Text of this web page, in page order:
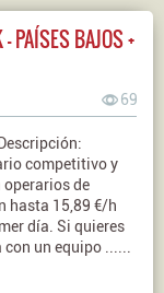
PAÍSES BAJOS +
69
competitivo y
operarios de
hasta 15,89 €/h
día. Si quieres
un equipo ......